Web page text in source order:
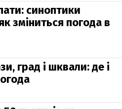
синоптики
зміниться погода в
град і шквали: де і